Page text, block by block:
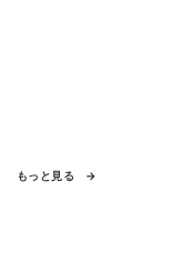
もっと見る